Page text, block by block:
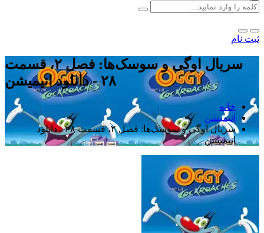
ثبت نام
سریال اوگی و سوسک‌ها: فصل ۲، قسمت
۲۸ - دانلود انیمیشن
خانه
انیمیشن
سریال اوگی و سوسک‌ها: فصل ۲، قسمت ۲۸ - دانلود
انیمیشن